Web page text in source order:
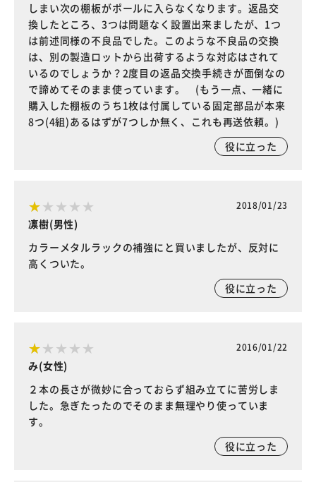
しまい次の棚板がポールに入らなくなります。返品交
換したところ、3つは問題なく設置出来ましたが、1つ
は前述同様の不良品でした。このような不良品の交換
は、別の製造ロットから出荷するような対応はされて
いるのでしょうか？2度目の返品交換手続きが面倒なの
で諦めてそのまま使っています。 (もう一点、一緒に
購入した棚板のうち1枚は付属している固定部品が本来
8つ(4組)あるはずが7つしか無く、これも再送依頼。)
役に立った
2018/01/23
凛樹(男性)
カラーメタルラックの補強にと買いましたが、反対に
高くついた。
役に立った
2016/01/22
み(女性)
２本の長さが微妙に合っておらず組み立てに苦労しま
した。急ぎたったのでそのまま無理やり使っていま
す。
役に立った